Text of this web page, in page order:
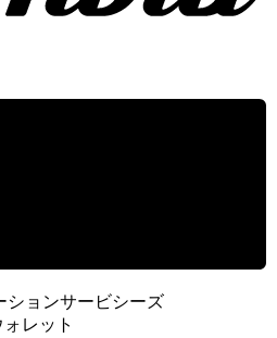
ションサービシーズ
レット